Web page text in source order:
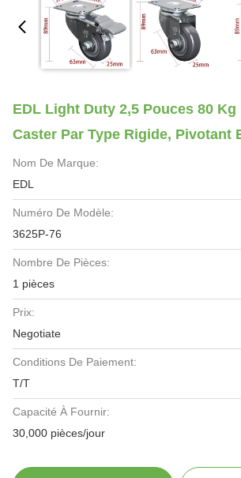
EDL Light Duty 2,5 Pouces 80 Kg
Caster Par Type Rigide, Pivotant
Nom De Marque:
EDL
Numéro De Modèle:
3625P-76
Nombre De Pièces:
1 pièces
Prix:
Negotiate
Conditions De Paiement:
T/T
Capacité À Fournir:
30,000 pièces/jour